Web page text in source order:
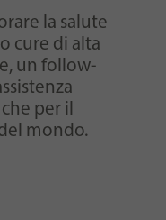
la salute
cure di alta
un follow-
per il
mondo.